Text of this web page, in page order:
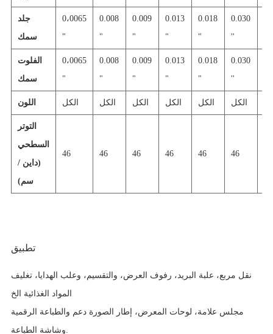
جلد
سمك
0،0065
"
0.008
"
0.009
"
0.013
"
0.018
"
0.030
''
الفلوت
سمك
0،0065
"
0.008
"
0.009
"
0.013
"
0.018
"
0.030
''
اللون الكل الكل الكل الكل الكل الكل
التوتر
السطحي
(داين /
سم)
46 46 46 46 46 46
تطبيق
نقل مربع، علبة البريد، رفوف العرض، والتقسيم، وعلب الهدايا، تغليف
المواد الغذائية الخ
مجلس علامة، لوحات المعرض، إطار الصورة دعم والطباعة الرقمية